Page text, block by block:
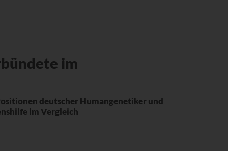
im
deutscher Humangenetiker und
im Vergleich